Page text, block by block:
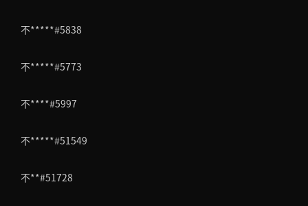
不*****#5838
不*****#5773
不****#5997
不*****#51549
不**#51728